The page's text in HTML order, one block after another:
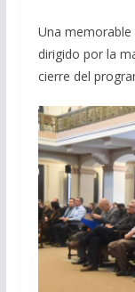
Una memorable
dirigido por la
cierre del